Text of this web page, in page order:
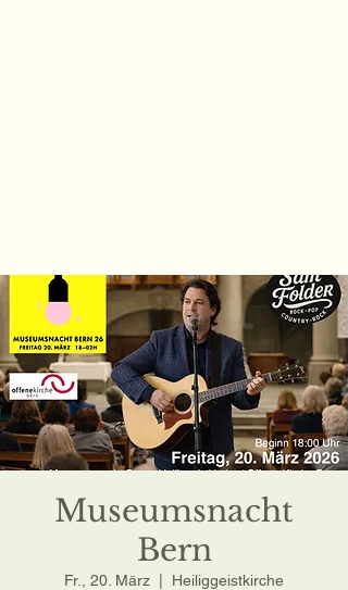
Museumsnacht
Bern
Fr., 20. März Heiliggeistkirche